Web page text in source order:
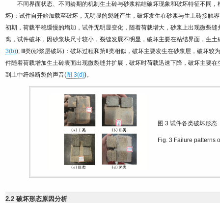
不同界面状态、不同龄期的机制生土砖与砂浆粘结破坏现象和破坏特征不同
坏)：试件自开始加载至破坏，无明显的裂缝产生，破坏发生在砂浆与生土砖接触
初期，荷载平稳缓慢的增加，试件无明显变化，随着荷载增大，砂浆上出现微裂
离，试件破坏，因砂浆块尺寸较小，裂缝发展不明显，破坏主要在粘结界面，生
3(b)); Ⅲ类(砂浆层破坏)：破坏过程和第Ⅱ类相似，破坏主要发生在砂浆层，破坏较
件随着荷载增加生土砖表面出现微裂缝并扩展，破坏时荷载迅速下降，破坏主要
到土中纤维断裂的声音(图 3(d))。
图 3 试件各类破坏形态
Fig. 3 Failure patterns
2.2 破坏形态原因分析